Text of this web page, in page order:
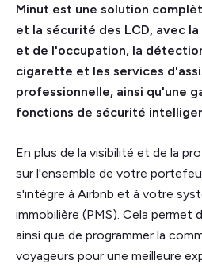
Minut est une solution
et la sécurité des LCD, avec
et de l'occupation, la
cigarette et les services
professionnelle, ainsi qu'une
fonctions de sécurité
En plus de la visibilité et de la
sur l'ensemble de votre
s'intègre à Airbnb et à votre
immobilière (PMS). Cela permet
ainsi que de programmer la
voyageurs pour une meilleure